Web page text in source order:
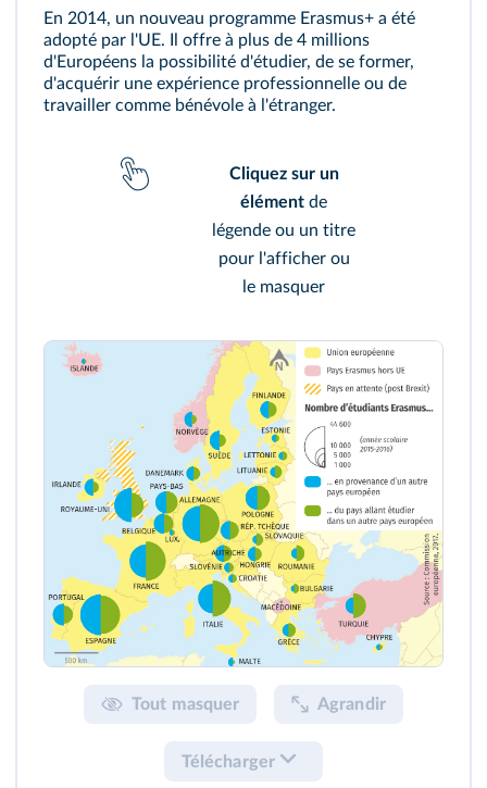
En 2014, un nouveau programme Erasmus+ a été
adopté par l'UE. Il offre à plus de 4 millions
d'Européens la possibilité d'étudier, de se former,
d'acquérir une expérience professionnelle ou de
travailler comme bénévole à l'étranger.
Cliquez sur un
élément de
légende ou un titre
pour l'afficher ou
le masquer
Tout masquer Agrandir
Télécharger